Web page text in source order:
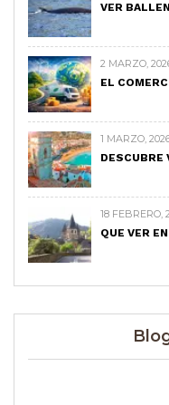
VER
2 MARZO,
EL
1 MARZO,
DESCUBRE
18 FEBRERO,
QUE VER